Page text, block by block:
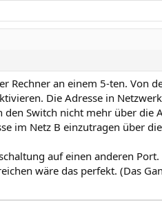
Rechner an einem 5-ten. Von
Die Adresse in
Switch nicht mehr über die
im Netz B einzutragen über
auf einen anderen
wäre das perfekt. (Das